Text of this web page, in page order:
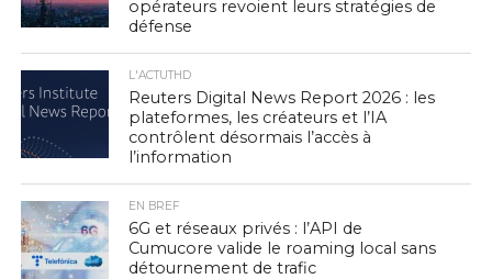
opérateurs revoient leurs stratégies de
défense
L'ACTUTHD
Reuters Digital News Report 2026 : les
plateformes, les créateurs et l’IA
contrôlent désormais l’accès à
l’information
EN BREF
6G et réseaux privés : l’API de
Cumucore valide le roaming local sans
détournement de trafic